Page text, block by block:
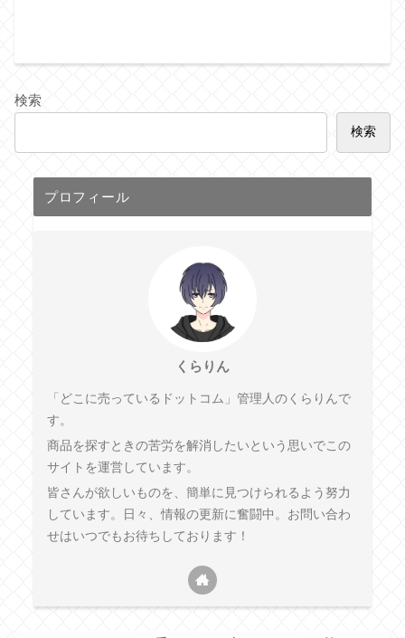
検索
検索
プロフィール
くらりん
「どこに売っているドットコム」管理人のくらりんで
す。
商品を探すときの苦労を解消したいという思いでこの
サイトを運営しています。
皆さんが欲しいものを、簡単に見つけられるよう努力
しています。日々、情報の更新に奮闘中。お問い合わ
せはいつでもお待ちしております！